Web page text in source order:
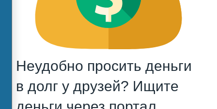
Неудобно просить деньги
в долг у друзей? Ищите